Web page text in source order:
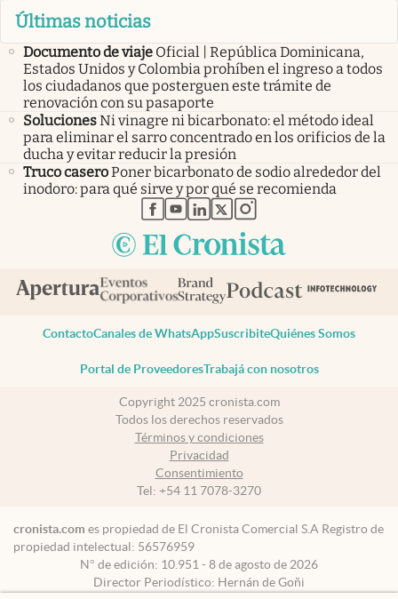
Últimas noticias
Documento de viaje Oficial | República Dominicana,
Estados Unidos y Colombia prohíben el ingreso a todos
los ciudadanos que posterguen este trámite de
renovación con su pasaporte
SolucionesNi vinagre ni bicarbonato: el método ideal
para eliminar el sarro concentrado en los orificios de la
ducha y evitar reducir la presión
Truco caseroPoner bicarbonato de sodio alrededor del
inodoro: para qué sirve y por qué se recomienda
abre en nueva pestaña
abre en nueva pestaña
abre en nueva pestaña
abre en nueva pestaña
abre en nueva pestaña
ContactoCanales de WhatsAppSuscribiteQuiénes Somos
Portal de ProveedoresTrabajá con nosotros
Copyright 2025 cronista.com
Todos los derechos reservados
Términos y condiciones
Privacidad
Consentimiento
Tel: +54 11 7078-3270
cronista.com es propiedad de El Cronista Comercial S.A Registro de
propiedad intelectual: 56576959
N° de edición: 10.951 - 8 de agosto de 2026
Director Periodístico: Hernán de Goñi